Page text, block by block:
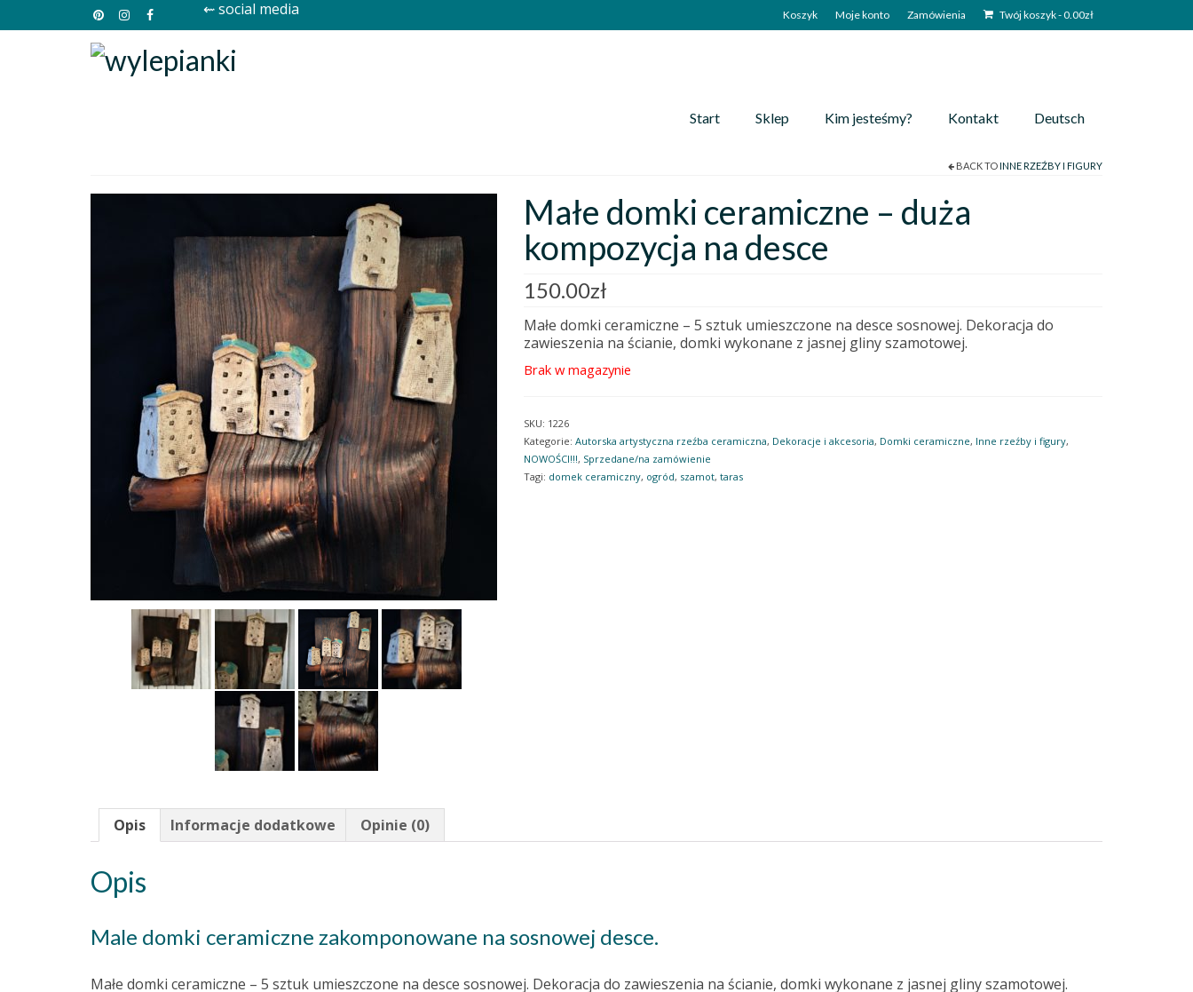
Koszyk Moje konto Zamówienia Twój koszyk-0.00zł
⇜ social media
Start Sklep Kim jesteśmy? Kontakt Deutsch
BACK TOINNE RZEŹBY I FIGURY
Małe domki ceramiczne – duża
kompozycja na desce
150.00zł
Małe domki ceramiczne – 5 sztuk umieszczone na desce sosnowej. Dekoracja do
zawieszenia na ścianie, domki wykonane z jasnej gliny szamotowej.
Brak w magazynie
SKU: 1226
Kategorie: Autorska artystyczna rzeźba ceramiczna, Dekoracje i akcesoria, Domki ceramiczne, Inne rzeźby i figury,
NOWOŚCI!!!, Sprzedane/na zamówienie
Tagi: domek ceramiczny, ogród, szamot, taras
Opis Informacje dodatkowe Opinie (0)
Opis
Male domki ceramiczne zakomponowane na sosnowej desce.
Małe domki ceramiczne – 5 sztuk umieszczone na desce sosnowej. Dekoracja do zawieszenia na ścianie, domki wykonane z jasnej gliny szamotowej.